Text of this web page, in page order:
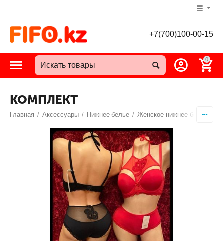
+7(700)100-00-15
0
КОМПЛЕКТ
Главная / Аксессуары / Нижнее белье / Женское нижнее белье